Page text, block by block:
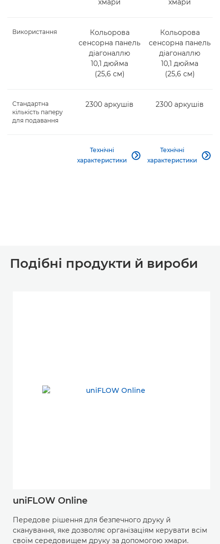
хмари хмари
Використання
Кольорова
сенсорна панель
діагоналлю
10,1 дюйма
(25,6 см)
Кольорова
сенсорна панель
діагоналлю
10,1 дюйма
(25,6 см)
Стандартна
кількість паперу
для подавання
2300 аркушів 2300 аркушів
Технічні
характеристики

Технічні
характеристики

Подібні продукти й вироби
uniFLOW Online
Передове рішення для безпечного друку й
сканування, яке дозволяє організаціям керувати всім
своїм середовищем друку за допомогою хмари.